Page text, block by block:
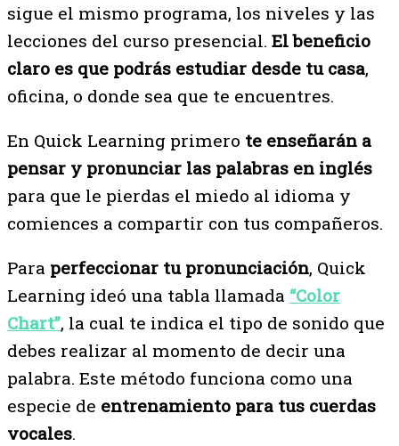
sigue el mismo programa, los niveles y las
lecciones del curso presencial. El beneficio
claro es que podrás estudiar desde tu casa,
oficina, o donde sea que te encuentres.
En Quick Learning primero te enseñarán a
pensar y pronunciar las palabras en inglés
para que le pierdas el miedo al idioma y
comiences a compartir con tus compañeros.
Para perfeccionar tu pronunciación, Quick
Learning ideó una tabla llamada “Color
Chart”, la cual te indica el tipo de sonido que
debes realizar al momento de decir una
palabra. Este método funciona como una
especie de entrenamiento para tus cuerdas
vocales.